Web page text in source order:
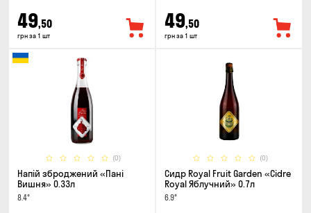
49,50
грн за 1 шт
49,50
грн за 1 шт
(0)
Напій зброджений «Пані
Вишня» 0.33л
8.4°
(0)
Сидр Royal Fruit Garden «Cidre
Royal Яблучний» 0.7л
6.9°